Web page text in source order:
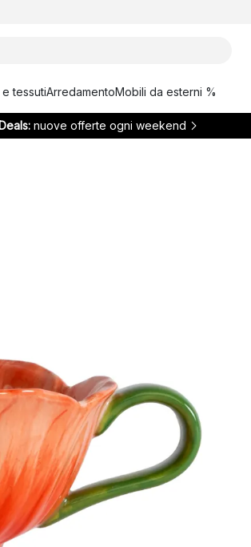
tessutiArredamentoMobili da esterni %
nuove offerte ogni weekend